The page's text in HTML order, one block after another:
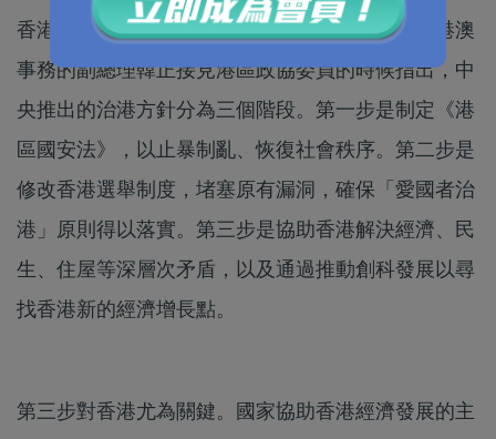
香港選舉制度安排的修改。值得留意的是，負責港澳
事務的副總理韓正接見港區政協委員的時候指出，中
央推出的治港方針分為三個階段。第一步是制定《港
區國安法》，以止暴制亂、恢復社會秩序。第二步是
修改香港選舉制度，堵塞原有漏洞，確保「愛國者治
港」原則得以落實。第三步是協助香港解決經濟、民
生、住屋等深層次矛盾，以及通過推動創科發展以尋
找香港新的經濟增長點。
第三步對香港尤為關鍵。國家協助香港經濟發展的主